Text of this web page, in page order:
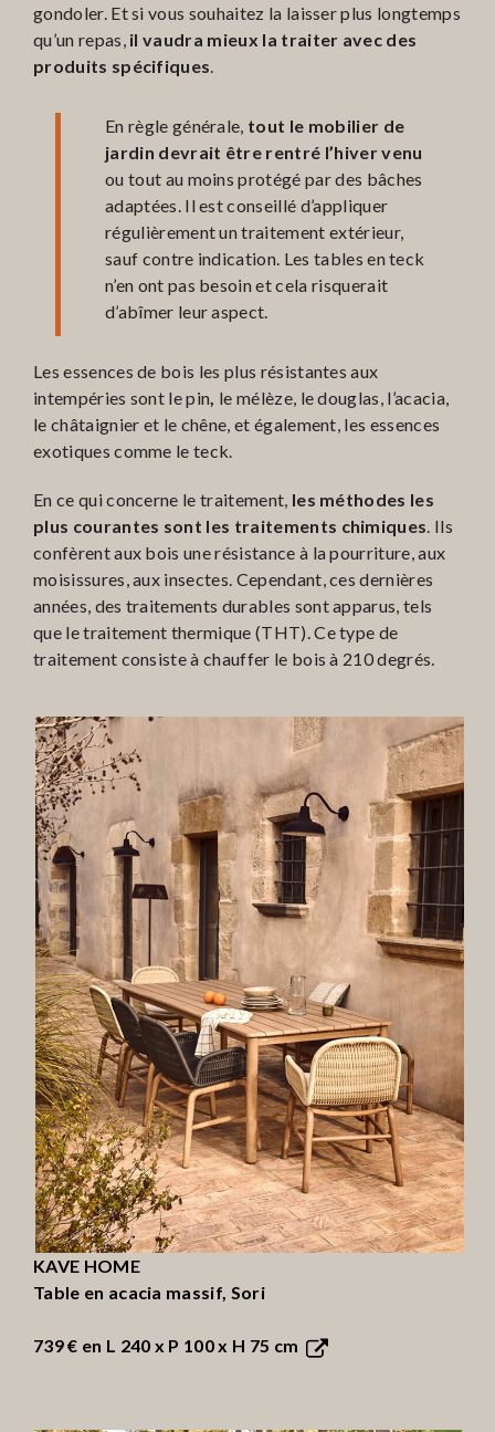
gondoler. Et si vous souhaitez la laisser plus longtemps
qu’un repas, il vaudra mieux la traiter avec des
produits spécifiques.
En règle générale, tout le mobilier de
jardin devrait être rentré l’hiver venu
ou tout au moins protégé par des bâches
adaptées. Il est conseillé d’appliquer
régulièrement un traitement extérieur,
sauf contre indication. Les tables en teck
n’en ont pas besoin et cela risquerait
d’abîmer leur aspect.
Les essences de bois les plus résistantes aux
intempéries sont le pin, le mélèze, le douglas, l’acacia,
le châtaignier et le chêne, et également, les essences
exotiques comme le teck.
En ce qui concerne le traitement, les méthodes les
plus courantes sont les traitements chimiques. Ils
confèrent aux bois une résistance à la pourriture, aux
moisissures, aux insectes. Cependant, ces dernières
années, des traitements durables sont apparus, tels
que le traitement thermique (THT). Ce type de
traitement consiste à chauffer le bois à 210 degrés.
KAVE HOME
Table en acacia massif, Sori
739 € en L 240 x P 100 x H 75 cm